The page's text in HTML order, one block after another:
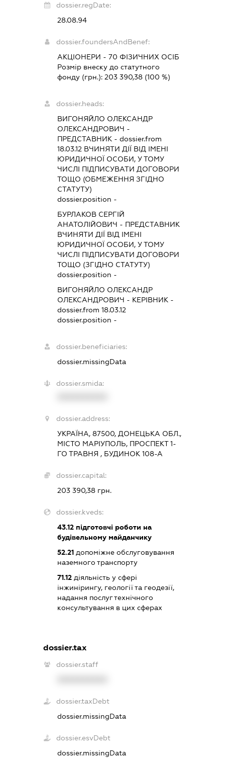
dossier.regDate:
28.08.94
dossier.foundersAndBenef:
АКЦІОНЕРИ - 70 ФІЗИЧНИХ ОСІБ
Розмір внеску до статутного
фонду (грн.):203 390,38 (100 %)
dossier.heads:
ВИГОНЯЙЛО ОЛЕКСАНДР
ОЛЕКСАНДРОВИЧ -
ПРЕДСТАВНИК - dossier.from
18.03.12 ВЧИНЯТИ ДІЇ ВІД ІМЕНІ
ЮРИДИЧНОЇ ОСОБИ, У ТОМУ
ЧИСЛІ ПІДПИСУВАТИ ДОГОВОРИ
ТОЩО (ОБМЕЖЕННЯ ЗГІДНО
СТАТУТУ)
dossier.position -
БУРЛАКОВ СЕРГІЙ
АНАТОЛІЙОВИЧ - ПРЕДСТАВНИК
ВЧИНЯТИ ДІЇ ВІД ІМЕНІ
ЮРИДИЧНОЇ ОСОБИ, У ТОМУ
ЧИСЛІ ПІДПИСУВАТИ ДОГОВОРИ
ТОЩО (ЗГІДНО СТАТУТУ)
dossier.position -
ВИГОНЯЙЛО ОЛЕКСАНДР
ОЛЕКСАНДРОВИЧ - КЕРІВНИК -
dossier.from 18.03.12
dossier.position -
dossier.beneficiaries:
dossier.missingData
dossier.smida:
dossier.address:
УКРАЇНА, 87500, ДОНЕЦЬКА ОБЛ.,
МІСТО МАРІУПОЛЬ, ПРОСПЕКТ 1-
ГО ТРАВНЯ , БУДИНОК 108-А
dossier.capital:
203 390,38 грн.
dossier.kveds:
43.12 підготовчі роботи на
будівельному майданчику
52.21 допоміжне обслуговування
наземного транспорту
71.12 діяльність у сфері
інжинірингу, геології та геодезії,
надання послуг технічного
консультування в цих сферах
dossier.tax
dossier.staff
dossier.taxDebt
dossier.missingData
dossier.esvDebt
dossier.missingData